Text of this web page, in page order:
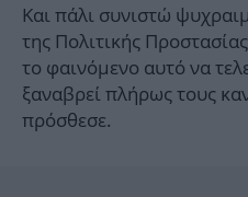
Και πάλι συνιστώ
της Πολιτικής
το φαινόμενο αυτό να
ξαναβρεί πλήρως τους
πρόσθεσε.